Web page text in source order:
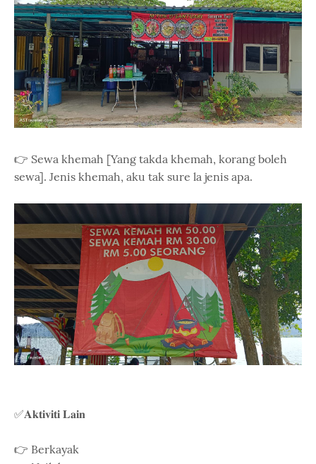
👉 Sewa khemah [Yang takda khemah, korang boleh
sewa]. Jenis khemah, aku tak sure la jenis apa.
✅𝐀𝐤𝐭𝐢𝐯𝐢𝐭𝐢 𝐋𝐚𝐢𝐧
👉 Berkayak